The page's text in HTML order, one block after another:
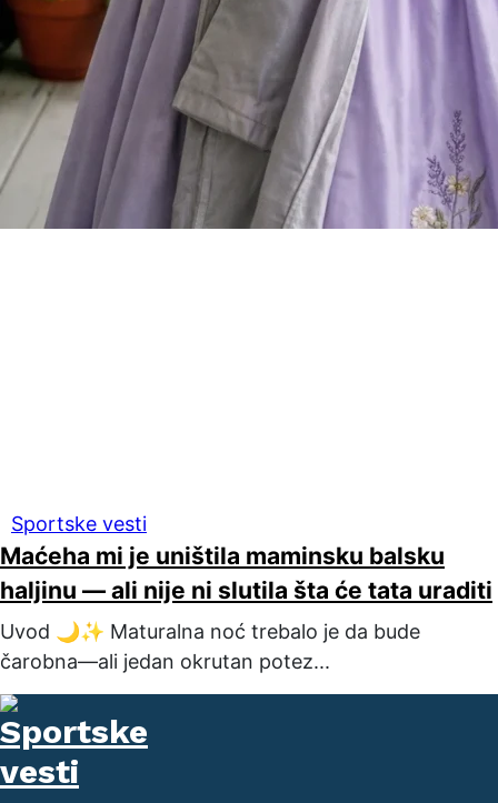
Sportske vesti
Maćeha mi je uništila maminsku balsku
haljinu — ali nije ni slutila šta će tata uraditi
Uvod 🌙✨ Maturalna noć trebalo je da bude
čarobna—ali jedan okrutan potez...